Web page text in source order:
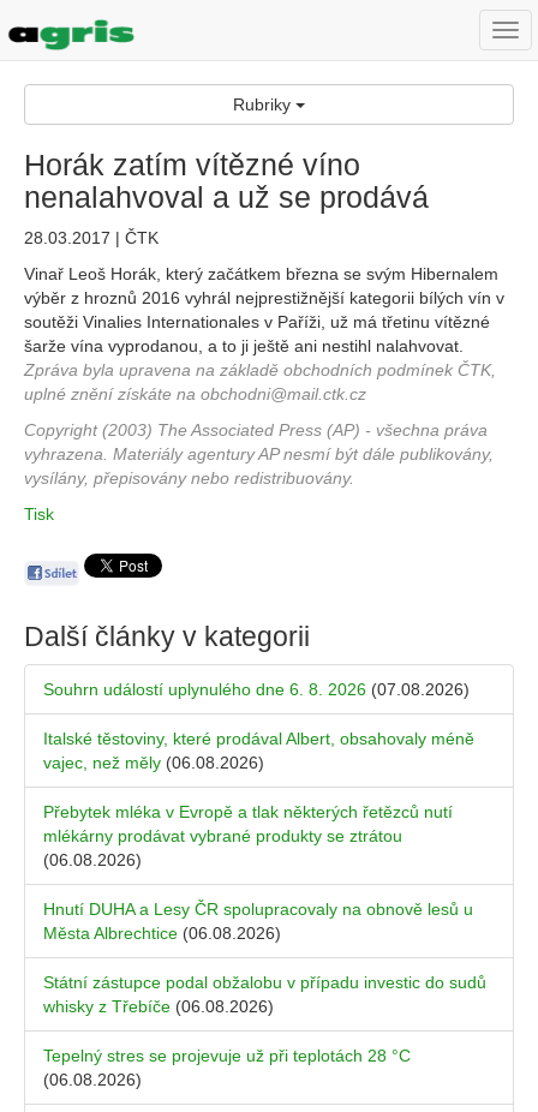
Rubriky
Horák zatím vítězné víno
nenalahvoval a už se prodává
28.03.2017 | ČTK
Vinař Leoš Horák, který začátkem března se svým Hibernalem
výběr z hroznů 2016 vyhrál nejprestižnější kategorii bílých vín v
soutěži Vinalies Internationales v Paříži, už má třetinu vítězné
šarže vína vyprodanou, a to ji ještě ani nestihl nalahvovat.
Zpráva byla upravena na základě obchodních podmínek ČTK,
uplné znění získáte na obchodni@mail.ctk.cz
Copyright (2003) The Associated Press (AP) - všechna práva
vyhrazena. Materiály agentury AP nesmí být dále publikovány,
vysílány, přepisovány nebo redistribuovány.
Tisk
Další články v kategorii
Souhrn událostí uplynulého dne 6. 8. 2026 (07.08.2026)
Italské těstoviny, které prodával Albert, obsahovaly méně
vajec, než měly (06.08.2026)
Přebytek mléka v Evropě a tlak některých řetězců nutí
mlékárny prodávat vybrané produkty se ztrátou
(06.08.2026)
Hnutí DUHA a Lesy ČR spolupracovaly na obnově lesů u
Města Albrechtice (06.08.2026)
Státní zástupce podal obžalobu v případu investic do sudů
whisky z Třebíče (06.08.2026)
Tepelný stres se projevuje už při teplotách 28 °C
(06.08.2026)